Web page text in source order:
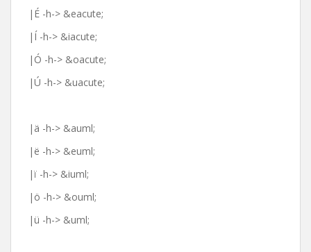
|É -h-> &eacute;
|Í -h-> &iacute;
|Ó -h-> &oacute;
|Ú -h-> &uacute;
|ä -h-> &auml;
|ë -h-> &euml;
|ï -h-> &iuml;
|ö -h-> &ouml;
|ü -h-> &uml;